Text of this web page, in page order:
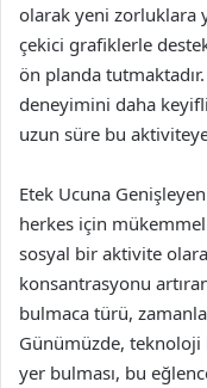
olarak yeni zorluklara
çekici grafiklerle
ön planda
deneyimini daha
uzun süre bu
Etek Ucuna
herkes için
sosyal bir aktivite
konsantrasyonu
bulmaca türü,
Günümüzde,
yer bulması, bu